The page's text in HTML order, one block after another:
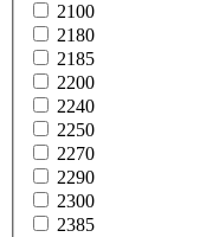
2100
2180
2185
2200
2240
2250
2270
2290
2300
2385